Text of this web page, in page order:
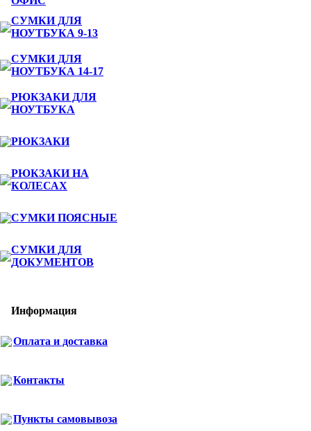
СУМКИ ДЛЯ
НОУТБУКА 9-13
СУМКИ ДЛЯ
НОУТБУКА 14-17
РЮКЗАКИ ДЛЯ
НОУТБУКА
РЮКЗАКИ
РЮКЗАКИ НА
КОЛЕСАХ
СУМКИ ПОЯСНЫЕ
СУМКИ ДЛЯ
ДОКУМЕНТОВ
Информация
Оплата и доставка
Контакты
Пункты самовывоза